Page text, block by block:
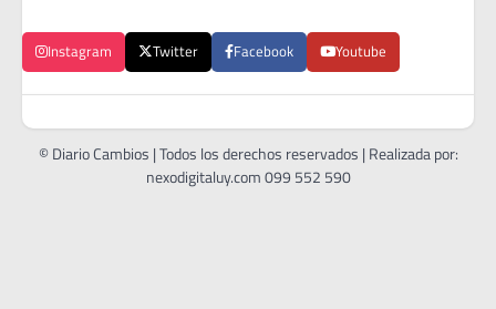
Instagram Twitter Facebook Youtube